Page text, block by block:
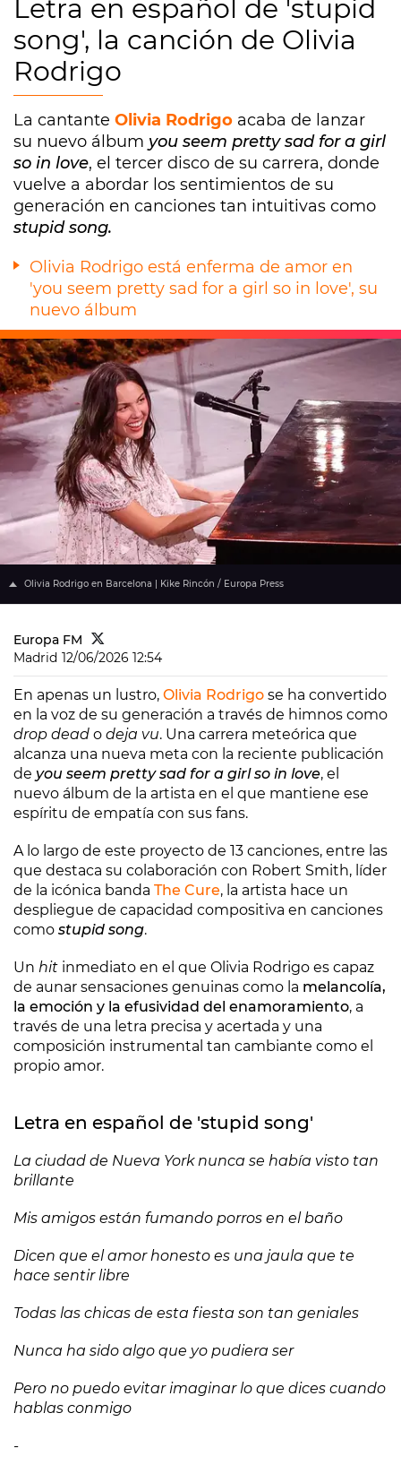
Letra en español de 'stupid
song', la canción de Olivia
Rodrigo
La cantante Olivia Rodrigo acaba de lanzar
su nuevo álbum you seem pretty sad for a girl
so in love, el tercer disco de su carrera, donde
vuelve a abordar los sentimientos de su
generación en canciones tan intuitivas como
stupid song.
Olivia Rodrigo está enferma de amor en
'you seem pretty sad for a girl so in love', su
nuevo álbum
Olivia Rodrigo en Barcelona | Kike Rincón / Europa Press
Europa FM
Madrid 12/06/2026 12:54
En apenas un lustro, Olivia Rodrigo se ha convertido
en la voz de su generación a través de himnos como
drop dead o deja vu. Una carrera meteórica que
alcanza una nueva meta con la reciente publicación
de you seem pretty sad for a girl so in love, el
nuevo álbum de la artista en el que mantiene ese
espíritu de empatía con sus fans.
A lo largo de este proyecto de 13 canciones, entre las
que destaca su colaboración con Robert Smith, líder
de la icónica banda The Cure, la artista hace un
despliegue de capacidad compositiva en canciones
como stupid song.
Un hit inmediato en el que Olivia Rodrigo es capaz
de aunar sensaciones genuinas como la melancolía,
la emoción y la efusividad del enamoramiento, a
través de una letra precisa y acertada y una
composición instrumental tan cambiante como el
propio amor.
Letra en español de 'stupid song'
La ciudad de Nueva York nunca se había visto tan
brillante
Mis amigos están fumando porros en el baño
Dicen que el amor honesto es una jaula que te
hace sentir libre
Todas las chicas de esta fiesta son tan geniales
Nunca ha sido algo que yo pudiera ser
Pero no puedo evitar imaginar lo que dices cuando
hablas conmigo
-